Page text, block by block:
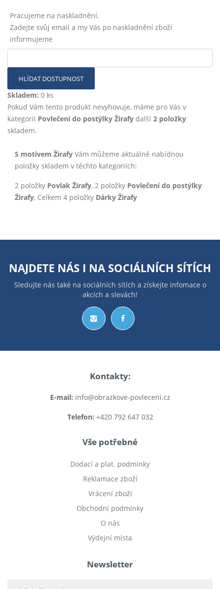
Pracujeme na naskladnění.
Zadejte svůj email a my Vás po naskladnění zboží
informujeme
HLÍDAT DOSTUPNOST
Skladem: 0 ks
Pokud Vám tento produkt nevyhovuje, máme pro Vás v
kategorii Povlečení do postýlky Žirafy další 2 položky
skladem.
S motivem Žirafy Vám můžeme aktuálně nabídnou
položky skladem v těchto kategoriích:
2 položky Povlak Žirafy, 2 položky Povlečení do postýlky
Žirafy, Celkem 4 položky Dárky Žirafy
NAJDETE NÁS I NA SOCIÁLNÍCH SÍTÍCH
Sledujte nás také na sociálních sítích a získejte infomace o
akcích a slevách!
Kontakty:
E-mail: info@obrazkove-povleceni.cz
Telefon: +420 792 647 032
Vše potřebné
Dodací a plat. podmínky
Reklamace zboží
Vrácení zboží
Obchodní podmínky
O nás
Výdejní místa
Newsletter